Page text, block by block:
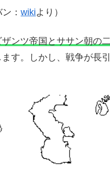
： wikiより）
ンツ帝国とササン朝の
す。しかし、戦争が長